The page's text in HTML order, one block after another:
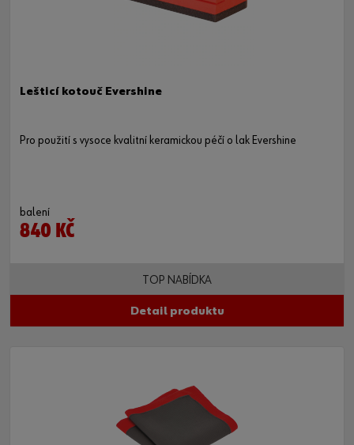
Lešticí kotouč Evershine
Pro použití s vysoce kvalitní keramickou péčí o lak Evershine
balení
840 KČ
TOP NABÍDKA
Detail produktu